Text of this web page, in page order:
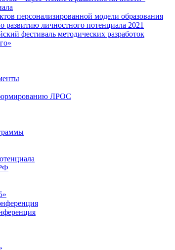
персонализированной модели образования
личностного потенциала 2021
фестиваль методических разработок
ЛРОС